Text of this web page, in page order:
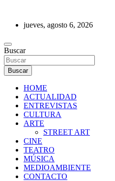
contenidojueves, agosto 6, 2026
REVISTA DE PRENSA
Buscar
Buscar
HOME
ACTUALIDAD
ENTREVISTAS
CULTURA
ARTE
STREET ART
CINE
TEATRO
MÚSICA
MEDIOAMBIENTE
CONTACTO